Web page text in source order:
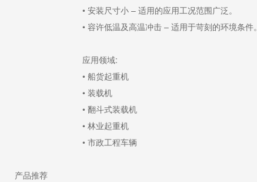
• 安装尺寸小 – 适用的应用工况范围广泛。
• 容许低温及高温冲击 – 适用于苛刻的环境条件。
应用领域:
• 船货起重机
• 装载机
• 翻斗式装载机
• 林业起重机
• 市政工程车辆
产品推荐